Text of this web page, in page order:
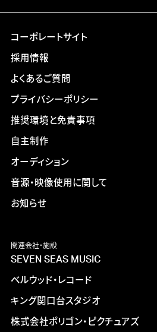
コーポレートサイト
採用情報
よくあるご質問
プライバシーポリシー
推奨環境と免責事項
自主制作
オーディション
音源・映像使用に関して
お知らせ
関連会社・施設
SEVEN SEAS MUSIC
ベルウッド・レコード
キング関口台スタジオ
株式会社ポリゴン・ピクチュアズ